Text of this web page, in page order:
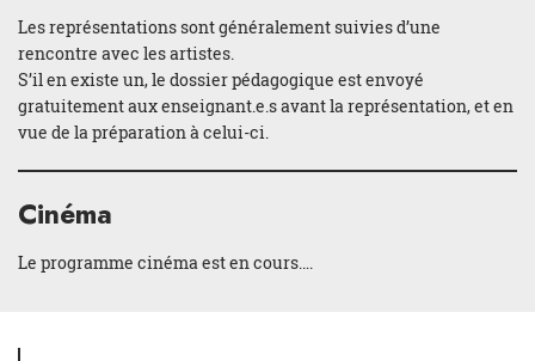
Les représentations sont généralement suivies d’une
rencontre avec les artistes.
S’il en existe un, le dossier pédagogique est envoyé
gratuitement aux enseignant.e.s avant la représentation, et en
vue de la préparation à celui-ci.
Cinéma
Le programme cinéma est en cours….